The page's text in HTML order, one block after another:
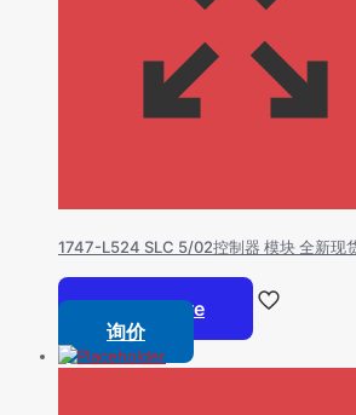
1747-L524 SLC 5/02控制器 模块 全新现
Read more
询价